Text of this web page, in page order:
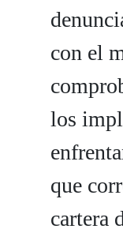
con el
los
que
cartera